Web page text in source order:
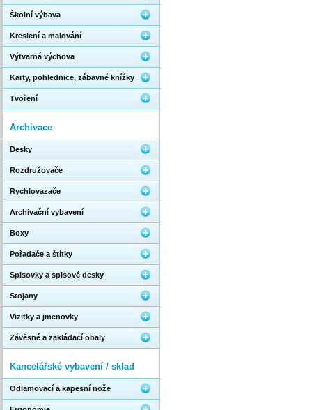
Školní výbava
Kreslení a malování
Výtvarná výchova
Karty, pohlednice, zábavné knížky
Tvoření
Archivace
Desky
Rozdružovače
Rychlovazače
Archivační vybavení
Boxy
Pořadače a štítky
Spisovky a spisové desky
Stojany
Vizitky a jmenovky
Závěsné a zakládací obaly
Kancelářské vybavení / sklad
Odlamovací a kapesní nože